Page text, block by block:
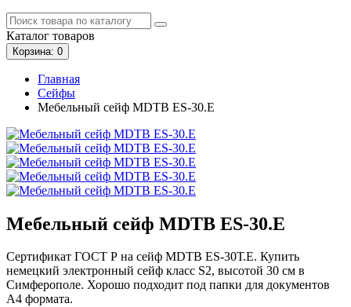
Каталог товаров
Корзина: 0
Главная
Сейфы
Мебельный сейф MDTB ES-30.Е
Мебельный сейф MDTB ES-30.Е
Сертификат ГОСТ Р на сейф MDTB ES-30Т.Е. Купить
немецкий электронный сейф класс S2, высотой 30 см в
Симферополе. Хорошо подходит под папки для документов
А4 формата.